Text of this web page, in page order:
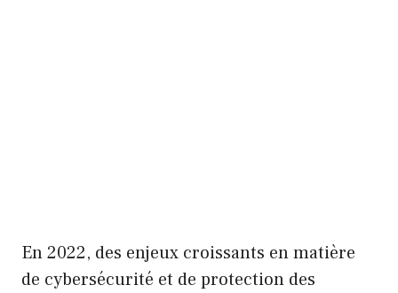
En 2022, des enjeux croissants en matière
de cybersécurité et de protection des